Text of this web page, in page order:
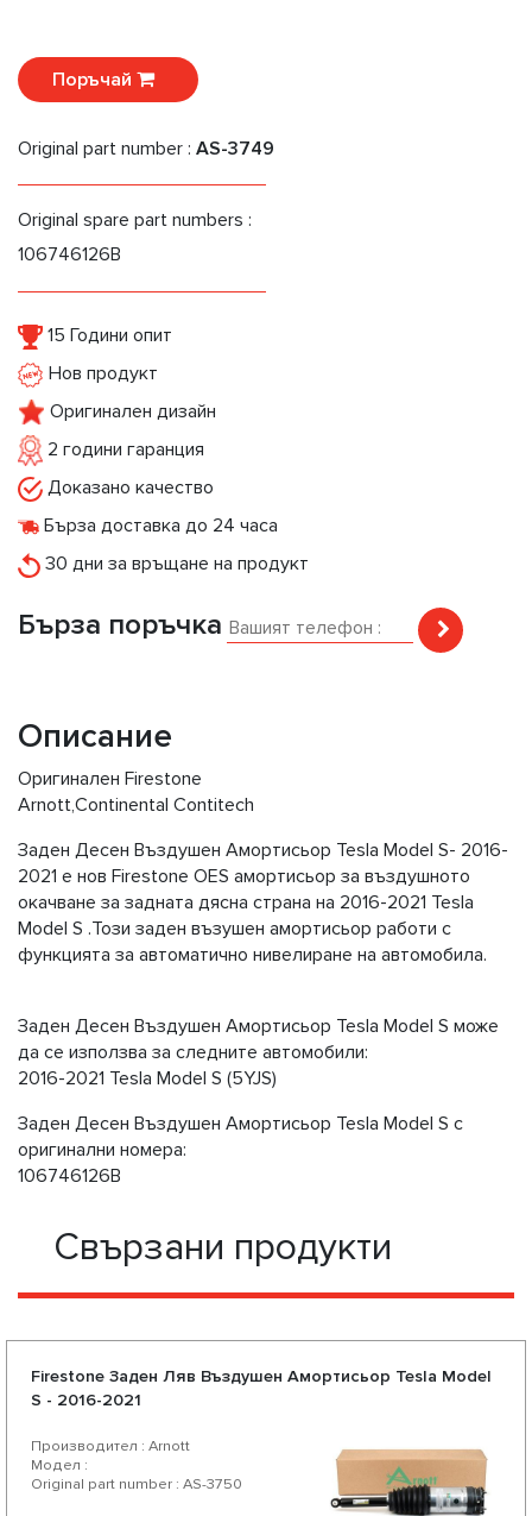
Поръчай
Original part number : AS-3749
Original spare part numbers :
106746126B
15 Години опит
Нов продукт
Оригинален дизайн
2 години гаранция
Доказано качество
Бърза доставка до 24 часа
30 дни за връщане на продукт
Бърза поръчка
Описание
Оригинален Firestone
Arnott,Continental Contitech
Задeн Десен Въздушен Амортисьор Tesla Model S- 2016-
2021 e нов Firestone OES амортисьор за въздушното
окачване за задната дясна страна на 2016-2021 Tesla
Model S .Този заден възушен амортисьор работи с
функцията за автоматично нивелиране на автомобила.
Задeн Десен Въздушен Амортисьор Tesla Model S може
да се използва за следните автомобили:
2016-2021 Tesla Model S (5YJS)
Задeн Десен Въздушен Амортисьор Tesla Model S с
оригинални номера:
106746126B
Свързани продукти
Firestone Задeн Ляв Въздушен Амортисьор Tesla Model
S - 2016-2021
Производител : Arnott
Модел :
Original part number : AS-3750